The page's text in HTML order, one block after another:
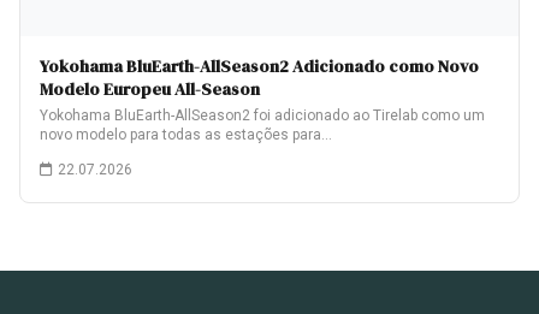
Yokohama BluEarth-AllSeason2 Adicionado como Novo
Modelo Europeu All-Season
Yokohama BluEarth-AllSeason2 foi adicionado ao Tirelab como um
novo modelo para todas as estações para…
22.07.2026